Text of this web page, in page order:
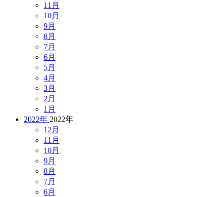
11月
10月
9月
8月
7月
6月
5月
4月
3月
2月
1月
2022年 2022年
12月
11月
10月
9月
8月
7月
6月